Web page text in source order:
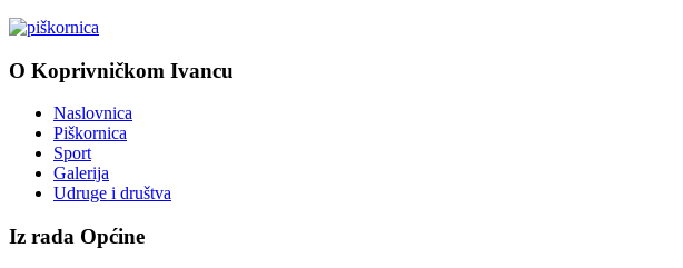
O Koprivničkom Ivancu
Naslovnica
Piškornica
Sport
Galerija
Udruge i društva
Iz rada Općine